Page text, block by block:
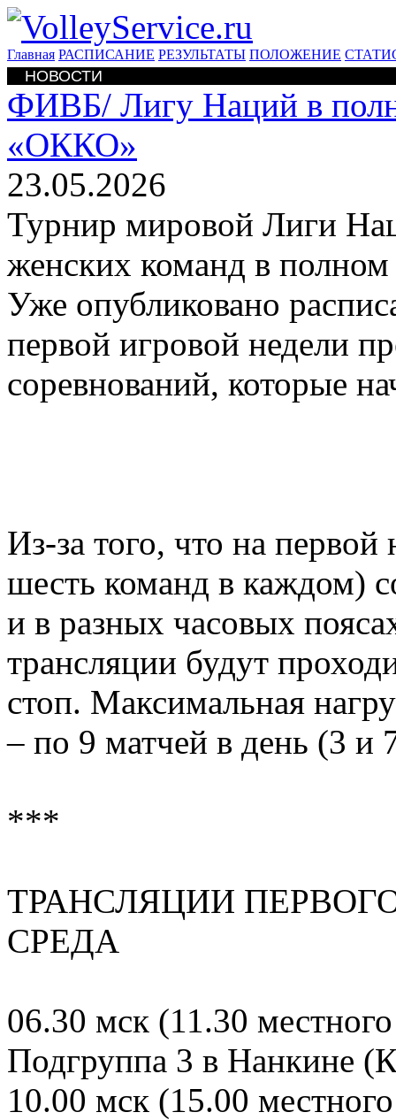
Главная РАСПИСАНИЕ РЕЗУЛЬТАТЫ ПОЛОЖЕНИЕ
НОВОСТИ
ФИВБ/ Лигу Наций в
«ОККО»
23.05.2026
Турнир мировой Лиги
женских команд в
Уже опубликовано
первой игровой недели
соревнований, которые
Из-за того, что на
шесть команд в каждом)
и в разных часовых
трансляции будут
стоп. Максимальная
– по 9 матчей в день (3 и
***
ТРАНСЛЯЦИИ
СРЕДА
06.30 мск (11.30
Подгруппа 3 в Нанкине
10.00 мск (15.00